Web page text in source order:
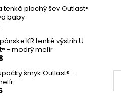
tenká plochý šev Outlast®
baby
KR tenké výstrih U
- modrý melír
šmyk Outlast® -